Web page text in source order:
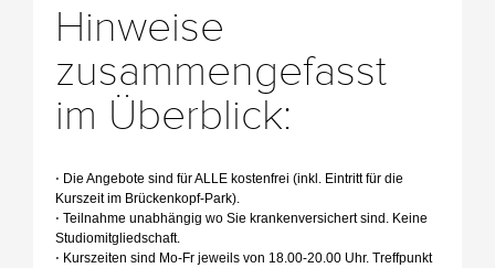
Hinweise
zusammengefasst
im Überblick:
⋅ Die Angebote sind für ALLE kostenfrei (inkl. Eintritt für die
Kurszeit im Brückenkopf-Park).
⋅ Teilnahme unabhängig wo Sie krankenversichert sind. Keine
Studiomitgliedschaft.
⋅ Kurszeiten sind Mo-Fr jeweils von 18.00-20.00 Uhr. Treffpunkt